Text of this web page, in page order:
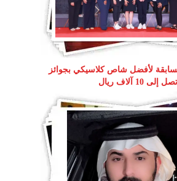
لأفضل شاص كلاسيكي بجوائز
تصل إلى 10 آلاف ريال